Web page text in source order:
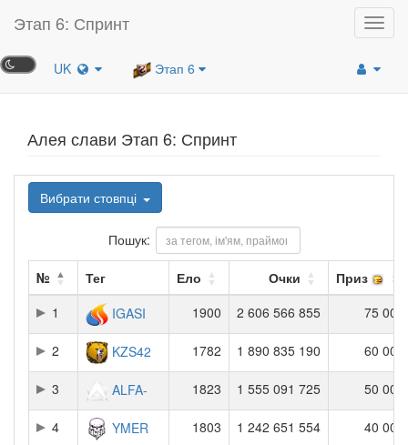
Этап 6: Спринт
UK Этап 6
Алея слави Этап 6: Спринт
Вибрати стовпці
Пошук:
№ Тег Ело Очки
Приз
1
IGASI 1900 2 606 566 855 75 000
2 KZS42 1782 1 890 835 190 60 000
3 ALFA- 1823 1 555 091 725 50 000
4 YMER 1803 1 242 651 554 40 000